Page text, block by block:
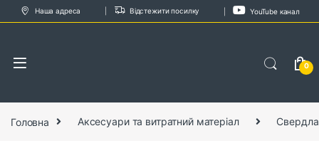
Skip to navigation
Skip to content
Наша адреса Відстежити посилку YouTube канал
0
Головна Аксесуари та витратний матеріал